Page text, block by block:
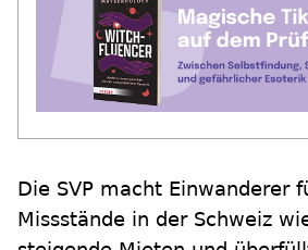
Die SVP macht Einwanderer
Missstände in der Schweiz